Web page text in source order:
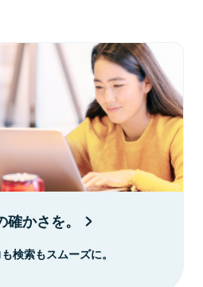
かさを。
検索もスムーズに。